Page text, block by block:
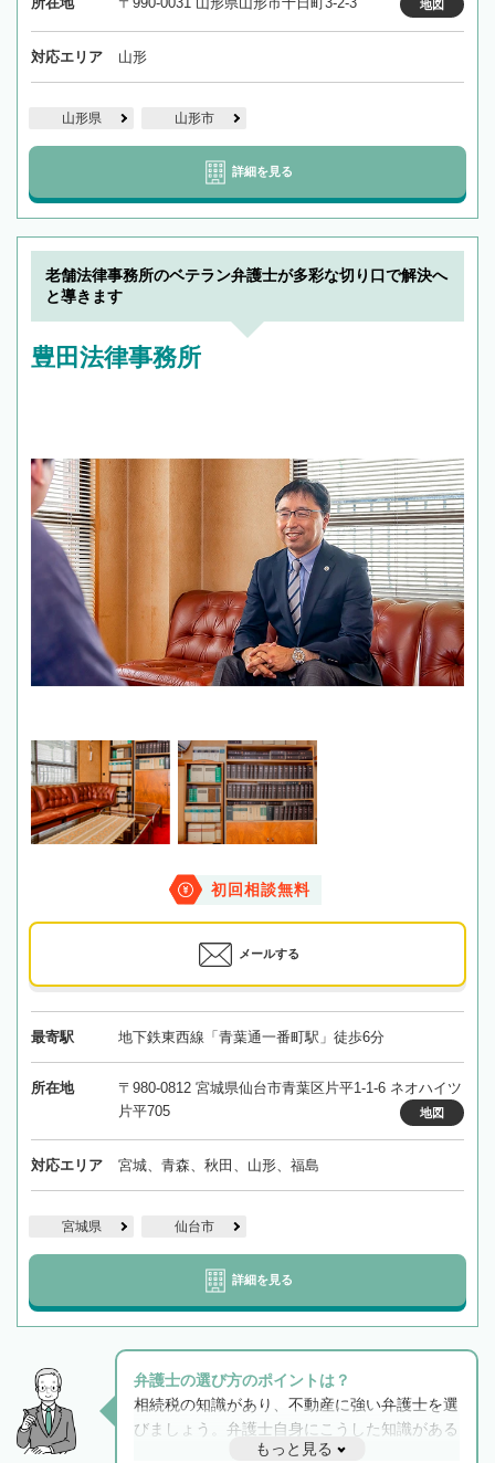
地図
対応エリア 山形
山形県 山形市
詳細を見る
老舗法律事務所のベテラン弁護士が多彩な切り口で解決へ
と導きます
豊田法律事務所
初回相談無料
メールする
最寄駅 地下鉄東西線「青葉通一番町駅」徒歩6分
所在地
〒980-0812 宮城県仙台市青葉区片平1-1-6 ネオハイツ
片平705
地図
対応エリア 宮城、青森、秋田、山形、福島
宮城県 仙台市
詳細を見る
弁護士の選び方のポイントは？
相続税の知識があり、不動産に強い弁護士を選
びましょう。弁護士自身にこうした知識がある
と他士業との連携もスムーズに進み、トラブル
もっと見る